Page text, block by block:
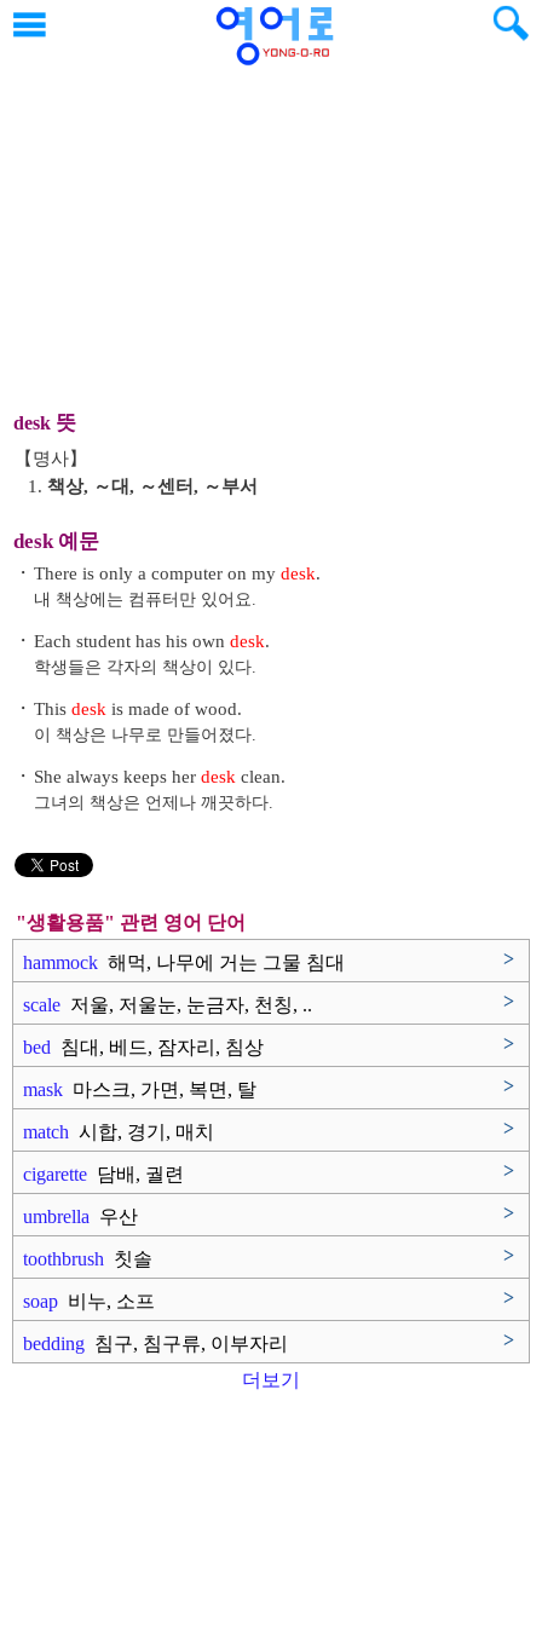
desk 뜻
【명사】
1. 책상, ～대, ～센터, ～부서
desk 예문
・ There is only a computer on my desk.
내 책상에는 컴퓨터만 있어요.
・ Each student has his own desk.
학생들은 각자의 책상이 있다.
・ This desk is made of wood.
이 책상은 나무로 만들어졌다.
・ She always keeps her desk clean.
그녀의 책상은 언제나 깨끗하다.
"생활용품" 관련 영어 단어
hammock 해먹, 나무에 거는 그물 침대 >
scale 저울, 저울눈, 눈금자, 천칭, .. >
bed 침대, 베드, 잠자리, 침상 >
mask 마스크, 가면, 복면, 탈 >
match 시합, 경기, 매치 >
cigarette 담배, 궐련 >
umbrella 우산 >
toothbrush 칫솔 >
soap 비누, 소프 >
bedding 침구, 침구류, 이부자리
>
더보기